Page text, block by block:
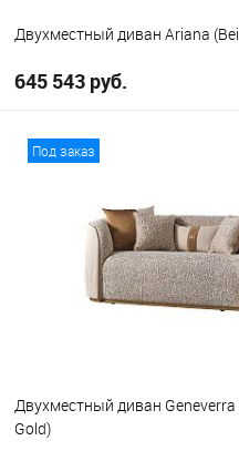
Двухместный диван Ariana
645 543 руб.
В избранное
Под заказ
Двухместный диван
Gold)